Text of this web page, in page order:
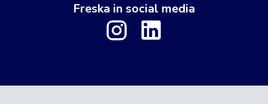
Freska in social media